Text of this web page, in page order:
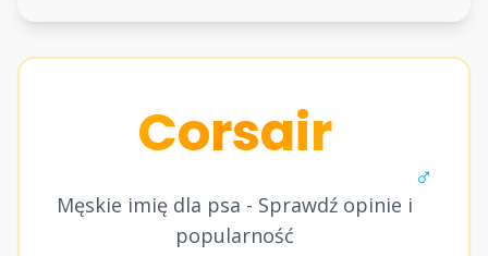
Corsair
Męskie imię dla psa - Sprawdź opinie i
popularność
♂